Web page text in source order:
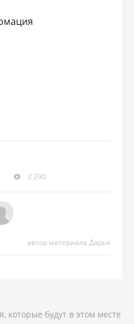
2 290
автор материала Дарья
которые будут в этом месте